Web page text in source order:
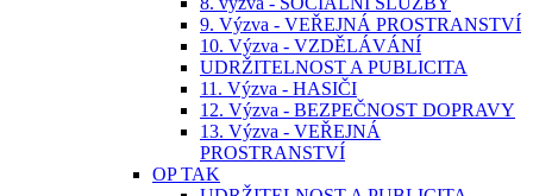
9. Výzva - VEŘEJNÁ PROSTRANSTVÍ
10. Výzva - VZDĚLÁVÁNÍ
UDRŽITELNOST A PUBLICITA
11. Výzva - HASIČI
12. Výzva - BEZPEČNOST DOPRAVY
13. Výzva - VEŘEJNÁ
PROSTRANSTVÍ
OP TAK